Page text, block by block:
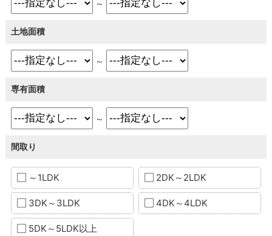
～
土地面積
～
専有面積
～
間取り
～1LDK 2DK～2LDK
3DK～3LDK 4DK～4LDK
5DK～5LDK以上